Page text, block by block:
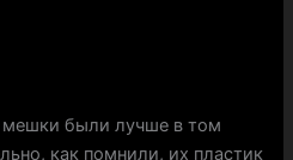
были лучше в том
как помнили, их пластик